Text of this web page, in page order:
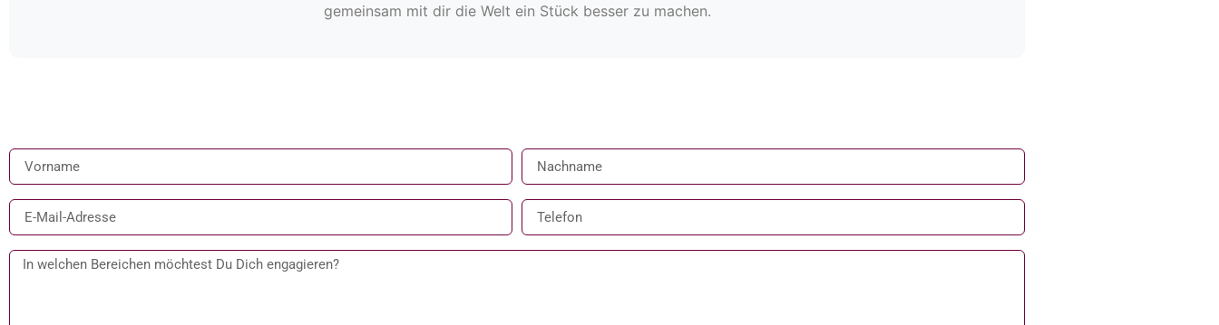
gemeinsam mit dir die Welt ein Stück besser zu machen.